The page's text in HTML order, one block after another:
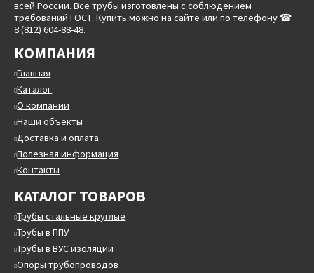
всей России. Все трубы изготовлены с соблюдением
требований ГОСТ. Купить можно на сайте или по телефону ☎
8 (812) 604-88-48.
КОМПАНИЯ
Главная
Каталог
О компании
Наши объекты
Доставка и оплата
Полезная информация
Контакты
КАТАЛОГ ТОВАРОВ
Трубы стальные круглые
Трубы в ППУ
Трубы в ВУС изоляции
Опоры трубопроводов